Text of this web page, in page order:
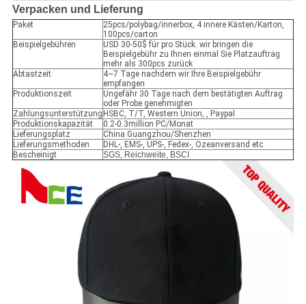
Verpacken und Lieferung
Paket
25pcs/polybag/innerbox, 4 innere Kästen/Karton,
100pcs/carton
Beispielgebühren
USD 30-50$ für pro Stück. wir bringen die
Beispielgebühr zu Ihnen einmal Sie Platzauftrag
mehr als 300pcs zurück
Abtastzeit
4~7 Tage nachdem wir Ihre Beispielgebühr
empfangen
Produktionszeit
Ungefähr 30 Tage nach dem bestätigten Auftrag
oder Probe genehmigten
Zahlungsunterstützung HSBC, T/T, Western Union, , Paypal
Produktionskapazität
0.2-0.3million PC/Monat
Lieferungsplatz
China Guangzhou/Shenzhen
Lieferungsmethoden
DHL-, EMS-, UPS-, Fedex-, Ozeanversand etc.
Bescheinigt
SGS, Reichweite, BSCI